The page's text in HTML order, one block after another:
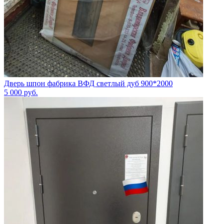
Дверь шпон фабрика ВФД светлый дуб 900*2000
5 000 руб.